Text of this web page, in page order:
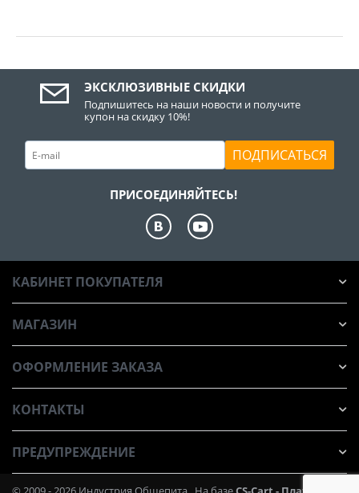
ЭКСКЛЮЗИВНЫЕ СКИДКИ
Подпишитесь на наши новости и получите
купон на скидку 10%!
ПОДПИСАТЬСЯ
ПРИСОЕДИНЯЙТЕСЬ!
КАБИНЕТ ПОКУПАТЕЛЯ
МАГАЗИН
ОФОРМЛЕНИЕ ЗАКАЗА
КОНТАКТЫ
ПРЕДУПРЕЖДЕНИЕ